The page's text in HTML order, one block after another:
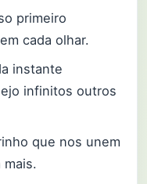
primeiro
cada olhar.
instante
infinitos outros
que nos unem
mais.